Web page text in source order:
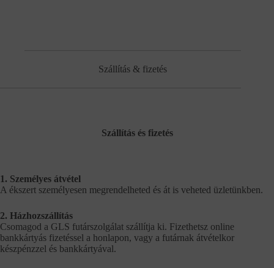
Szállítás & fizetés
Szállítás és fizetés
1. Személyes átvétel
A ékszert személyesen megrendelheted és át is veheted üzletünkben.
2. Házhozszállítás
Csomagod a GLS futárszolgálat szállítja ki. Fizethetsz online
bankkártyás fizetéssel a honlapon, vagy a futárnak átvételkor
készpénzzel és bankkártyával.